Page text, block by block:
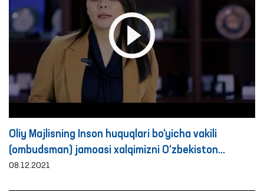
Oliy Majlisning Inson huquqlari bo‘yicha vakili
(ombudsman) jamoasi xalqimizni O‘zbekiston
Respublikasi Konstitutsiyasining 29 yilligi bilan
08.12.2021